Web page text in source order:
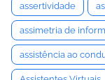
assertividade
assimetria de
assistência ao